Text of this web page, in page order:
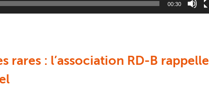
00:30
rares : l’association RD-B rappelle